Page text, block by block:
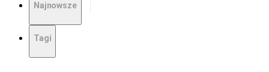
Najnowsze
Tagi